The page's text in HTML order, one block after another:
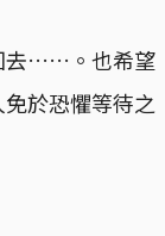
去……。也希望
於恐懼等待之